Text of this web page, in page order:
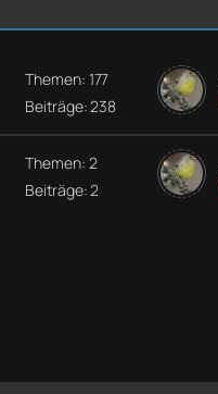
Themen: 177
Beiträge: 238
Themen: 2
Beiträge: 2